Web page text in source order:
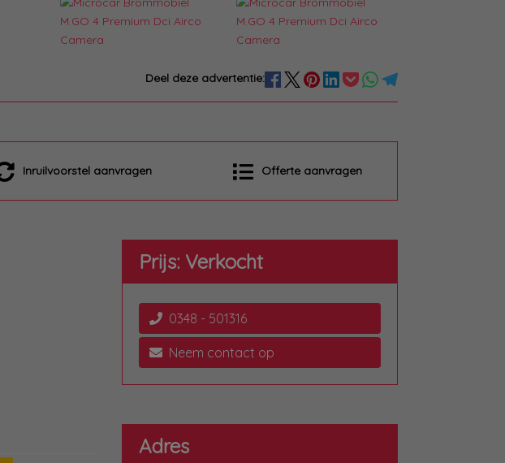
Deel deze advertentie:
Inruilvoorstel aanvragen Offerte aanvragen
Prijs: Verkocht
0348 - 501316
Neem contact op
Adres